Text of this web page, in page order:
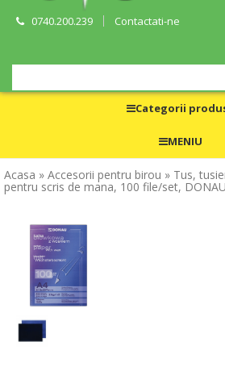
0740.200.239 Contactati-ne
Categorii
MENIU
Acasa » Accesorii pentru birou » Tus,
pentru scris de mana, 100 file/set,